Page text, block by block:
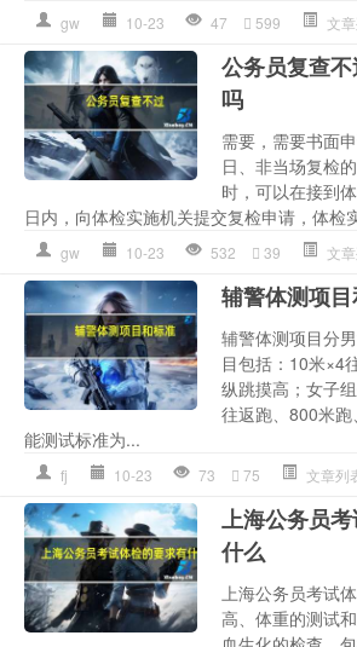
gw 10-23 47 599 文
公务员复查
吗
需要，需要书面
日、非当场复检
时，可以在接到
日内，向体检实施机关提交复检申请，体检
gw 10-23 532 39 文
辅警体测项
辅警体测项目分
目包括：10米×4
纵跳摸高；女子
往返跑、800米
能测试标准为...
fj 10-23 73 75 文章列
上海公务员
什么
上海公务员考试
高、体重的测试